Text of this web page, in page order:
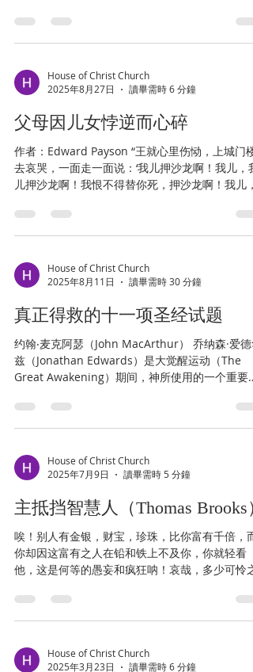
以色列未来的领袖摩西出生后不久，他的父母因埃
及王的残酷命令，不得不把他放在...
House of Christ Church
2025年8月27日
讀畢需時 6 分鐘
父母因儿女悖逆而心碎
作者：Edward Payson “王就心里伤恸，上城门楼
去哀哭，一面走一面说：‘我儿押沙龙啊！我儿，我
儿押沙龙啊！我恨不得替你死，押沙龙啊！我儿，
格，他不自然的叛逆，以及他过早但又罪有应得的
结局，我想你们都已经熟悉。你...
House of Christ Church
2025年8月11日
讀畢需時 30 分鐘
真正得救的十一项圣经试题
约翰‧麦克阿瑟（John MacArthur） 乔纳森·爱德华
兹（Jonathan Edwards）是大觉醒运动（The
Great Awakening）期间，神所使用的一个重要器
兴。1764年，也就是大觉醒运动过后的第六年，...
House of Christ Church
2025年7月9日
讀畢需時 5 分鐘
主抵挡智慧人（Thomas Brooks
唉！别人有金银，财宝，珍珠，比你富有千倍，而
你却因这富有之人在铅和铁上不及你，你就轻看
他，这是何等的愚妄和疯狂呐！哀哉，多少可怜之
身上的一点财宝啊！而那些被他们轻看的人，实际
却比这些可怜虫拥有一千倍的恩典。可悲呀！邪恶
House of Christ Church
2025年3月23日
讀畢需時 6 分鐘